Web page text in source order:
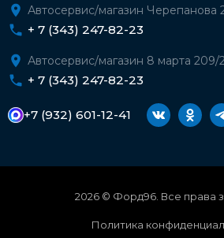
Автосервис/магазин Черепанова
+ 7 (343) 247-82-23
Автосервис/магазин 8 марта 209/2
+ 7 (343) 247-82-23
+7 (932) 601-12-41
2026 © Форд96. Все права
Политика